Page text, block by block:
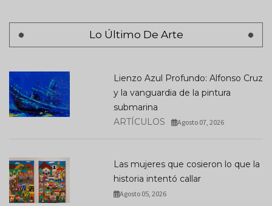
Lo Último De Arte
Lienzo Azul Profundo: Alfonso Cruz
y la vanguardia de la pintura
submarina
ARTÍCULOS
Agosto 07, 2026
Las mujeres que cosieron lo que la
historia intentó callar
Agosto 05, 2026